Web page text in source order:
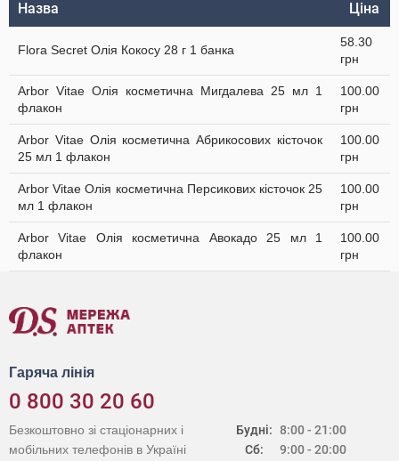
Назва Ціна
Flora Secret Олія Кокосу 28 г 1 банка
58.30
грн
Arbor Vitae Олія косметична Мигдалева 25 мл 1
флакон
100.00
грн
Arbor Vitae Олія косметична Абрикосових кісточок
25 мл 1 флакон
100.00
грн
Arbor Vitae Олія косметична Персикових кісточок 25
мл 1 флакон
100.00
грн
Arbor Vitae Олія косметична Авокадо 25 мл 1
флакон
100.00
грн
Гаряча лінія
0 800 30 20 60
Будні:
Сб:
8:00 - 21:00
9:00 - 20:00
Безкоштовно зі стаціонарних і
мобільних телефонів в Україні